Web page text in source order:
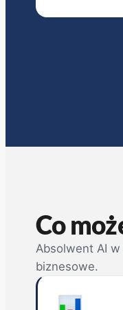
Co
Absolwent AI
biznesowe.